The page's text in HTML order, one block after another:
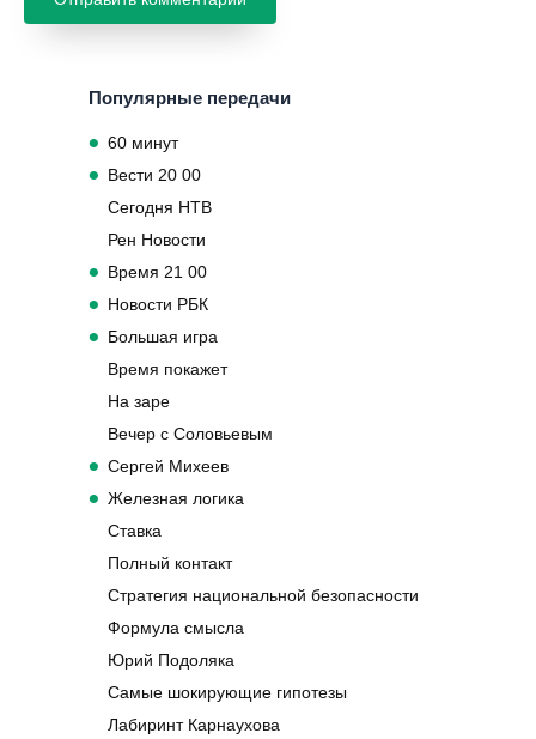
Популярные передачи
60 минут
Вести 20 00
Сегодня НТВ
Рен Новости
Время 21 00
Новости РБК
Большая игра
Время покажет
На заре
Вечер с Соловьевым
Сергей Михеев
Железная логика
Ставка
Полный контакт
Стратегия национальной безопасности
Формула смысла
Юрий Подоляка
Самые шокирующие гипотезы
Лабиринт Карнаухова